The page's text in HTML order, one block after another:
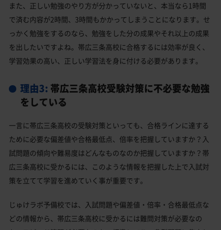
また、正しい勉強のやり方が分かっていないと、本当なら1時間
で済む内容が2時間、3時間もかかってしまうことになります。せ
っかく勉強をするのなら、勉強をした分の成果やそれ以上の成果
を出したいですよね。帯広三条高校に合格するには効率が良く、
学習効果の高い、正しい学習法を身に付ける必要があります。
理由3: 帯広三条高校受験対策に不必要な勉強
をしている
一言に帯広三条高校の受験対策といっても、合格ラインに達する
ために必要な偏差値や合格最低点、倍率を把握していますか？入
試問題の傾向や難易度はどんなものなのか把握していますか？帯
広三条高校に受かるには、このような情報を把握した上で入試対
策を立てて学習を進めていく事が重要です。
じゅけラボ予備校では、入試問題や偏差値・倍率・合格最低点な
どの情報から、帯広三条高校に受かるには難問対策が必要なの